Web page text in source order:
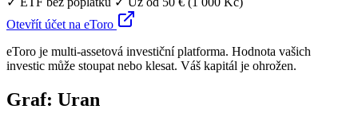
Otevřít účet na eToro
eToro je multi-assetová investiční platforma. Hodnota vašich
investic může stoupat nebo klesat. Váš kapitál je ohrožen.
Graf: Uran